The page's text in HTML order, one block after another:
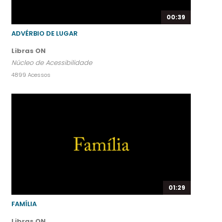
00:39
ADVÉRBIO DE LUGAR
Libras ON
Núcleo de Acessibilidade
4899 Acessos
01:29
FAMÍLIA